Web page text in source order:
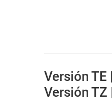
Versión
Versión